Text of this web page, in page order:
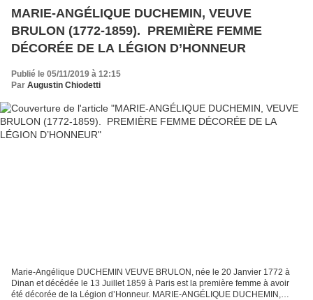
MARIE-ANGÉLIQUE DUCHEMIN, VEUVE
BRULON (1772-1859). PREMIÈRE FEMME
DÉCORÉE DE LA LÉGION D’HONNEUR
Publié le 05/11/2019 à 12:15
Par Augustin Chiodetti
Marie-Angélique DUCHEMIN VEUVE BRULON, née le 20 Janvier 1772 à
Dinan et décédée le 13 Juillet 1859 à Paris est la première femme à avoir
été décorée de la Légion d’Honneur. MARIE-ANGÉLIQUE DUCHEMIN,